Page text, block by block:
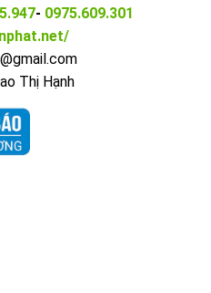
- 0975.609.301
Thị Hạnh